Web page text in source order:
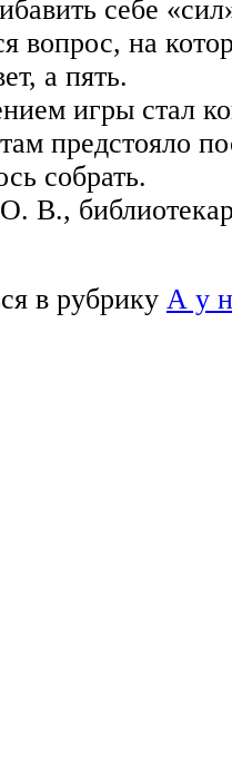
себе
вопрос, на
а пять.
игры стал
предстояло
собрать.
В.,
в рубрику А у